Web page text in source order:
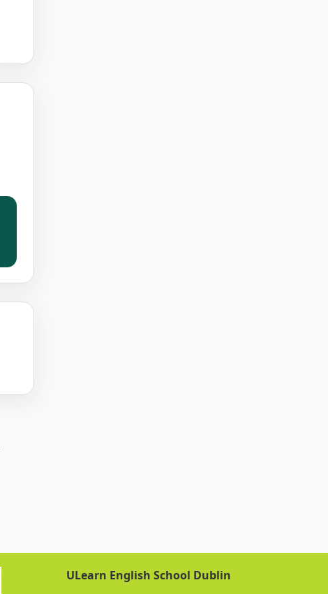
ULearn English School Dublin